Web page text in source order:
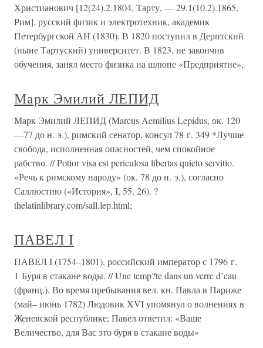
Христианович [12(24).2.1804, Тарту, — 29.1(10.2).1865,
Рим], русский физик и электротехник, академик
Петербургской АН (1830). В 1820 поступил в Дерптский
(ныне Тартуский) университет. В 1823, не закончив
обучения, занял место физика на шлюпе «Предприятие»,
Марк Эмилий ЛЕПИД
Марк Эмилий ЛЕПИД (Marcus Aemilius Lepidus, ок. 120
—77 до н. э.), римский сенатор, консул 78 г. 349 *Лучше
свобода, исполненная опасностей, чем спокойное
рабство. // Potior visa est periculosa libertas quieto servitio.
«Речь к римскому народу» (ок. 78 до н. э.), согласно
Саллюстию («История», I, 55, 26). ?
thelatinlibrary.com/sall.lep.html;
ПАВЕЛ I
ПАВЕЛ I (1754–1801), российский император с 1796 г.
1 Буря в стакане воды. // Une temp?te dans un verre d’eau
(франц.). Во время пребывания вел. кн. Павла в Париже
(май– июнь 1782) Людовик XVI упомянул о волнениях в
Женевской республике; Павел ответил: «Ваше
Величество, для Вас это буря в стакане воды»